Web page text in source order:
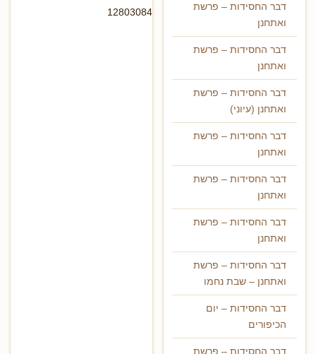
דבר החסידות – פרשת
ואתחנן
דבר החסידות – פרשת
ואתחנן
דבר החסידות – פרשת
ואתחנן (עיוני)
דבר החסידות – פרשת
ואתחנן
דבר החסידות – פרשת
ואתחנן
דבר החסידות – פרשת
ואתחנן
דבר החסידות – פרשת
ואתחנן – שבת נחמו
דבר החסידות – יום
הכיפורים
דבר החסידות – פרשת
12803084